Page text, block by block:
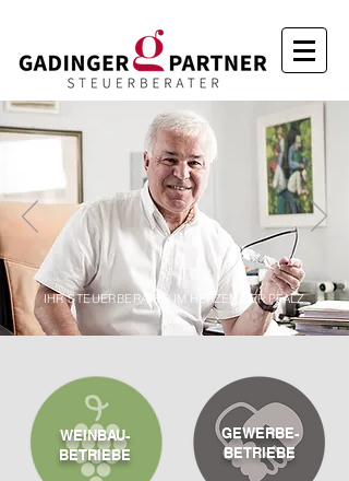
IHR STEUERBERATER IM HERZEN DER PFALZ
WEINBAU-
BETRIEBE
GEWERBE-
BETRIEBE